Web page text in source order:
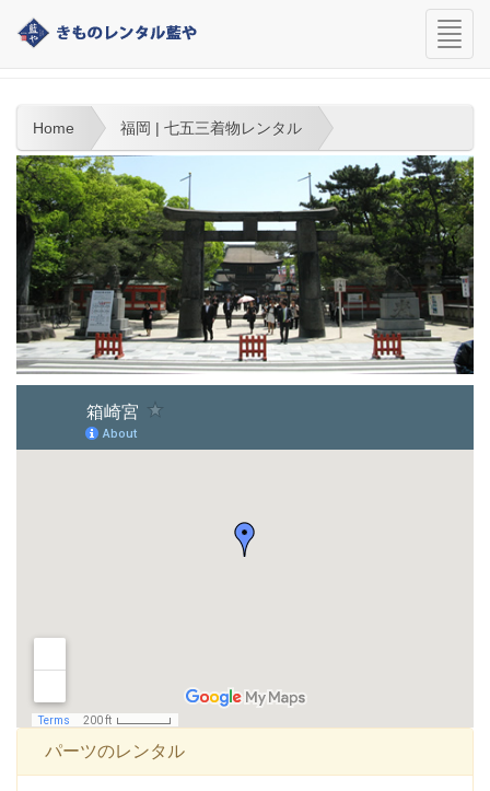
navi
福岡 | 七五三着物レンタル
Home 福岡 | 七五三着物レンタル
より大きな地図で箱崎宮
パーツのレンタル